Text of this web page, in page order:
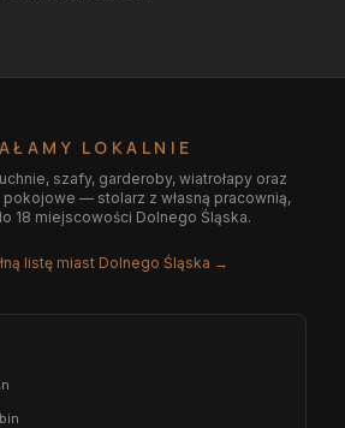
LOKALNIE
szafy, garderoby, wiatrołapy oraz
pokojowe — stolarz z własną pracownią,
18 miejscowości Dolnego Śląska.
listę miast Dolnego Śląska →